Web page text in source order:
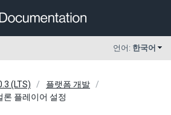
언어: 한국어
(LTS)
플랫폼 개발
론 플레이어 설정